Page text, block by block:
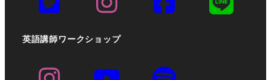
英語講師ワークショップ